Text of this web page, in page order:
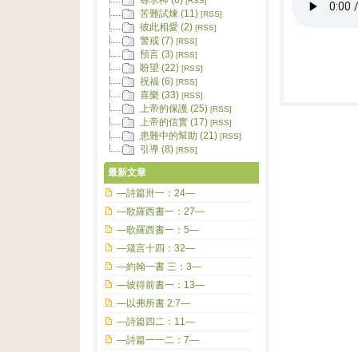
苦難試煉 (11) [RSS]
彼此相愛 (2) [RSS]
警戒 (7) [RSS]
預言 (3) [RSS]
盼望 (22) [RSS]
祝福 (6) [RSS]
喜樂 (33) [RSS]
上帝的保護 (25) [RSS]
上帝的信實 (17) [RSS]
患難中的幫助 (21) [RSS]
引導 (8) [RSS]
最新文章
—詩篇卅一：24—
—歌羅西書一：27—
—歌羅西書一：5—
—箴言十四：32—
—約翰一書 三：3—
—彼得前書一：13—
—以弗所書 2:7—
—詩篇四二：11—
—詩篇一一二：7—